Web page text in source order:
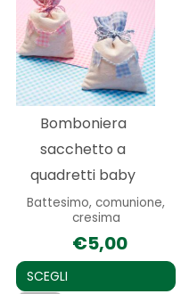
Bomboniera
sacchetto a
quadretti baby
Battesimo, comunione,
cresima
€5,00
SCEGLI
ha
più
varianti.
Le
opzioni
possono
essere
scelte
nella
pagina